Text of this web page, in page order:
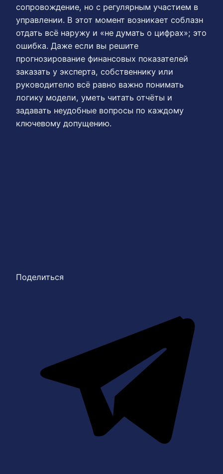
сопровождение, но с регулярным участием в
управлении. В этот момент возникает соблазн
отдать всё наружу и «не думать о цифрах»; это
ошибка. Даже если вы решите
прогнозирование финансовых показателей
заказать у эксперта, собственнику или
руководителю всё равно важно понимать
логику модели, уметь читать отчёты и
задавать неудобные вопросы по каждому
ключевому допущению.
Поделиться